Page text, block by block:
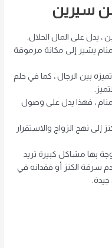
سيرين
، يدل على المال الحلال.
يشير إلى مكانة مرموقة
بين الرجال ، كما في حلم
، فهذا يدل على وصول
إلى نهج الزواج والاستقرار
بها مشاكل كبيرة تريد
سرقة الكنز أو فقدانه في